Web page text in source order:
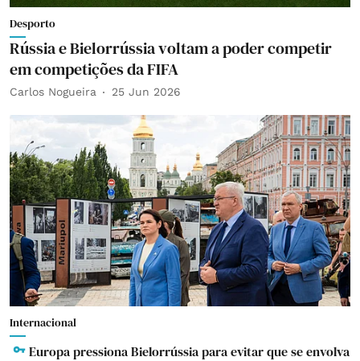
Desporto
Rússia e Bielorrússia voltam a poder competir
em competições da FIFA
Carlos Nogueira 25 Jun 2026
Internacional
Europa pressiona Bielorrússia para evitar que se envolva